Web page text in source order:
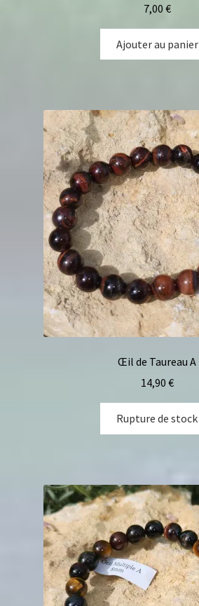
7,00 €
Ajouter au panier
Œil de Taureau A
14,90 €
Rupture de stock